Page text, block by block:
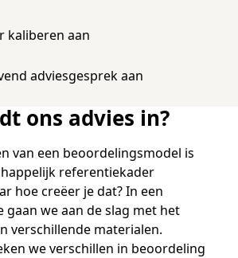
blijven
ho
Zonnestroom
basisvaardigheden
Cito
woord
kaliberen aan
adviesgesprek aan
ons advies in?
van een beoordelingsmodel is
referentiekader
hoe creëer je dat? In een
gaan we aan de slag met het
verschillende materialen.
we verschillen in beoordeling